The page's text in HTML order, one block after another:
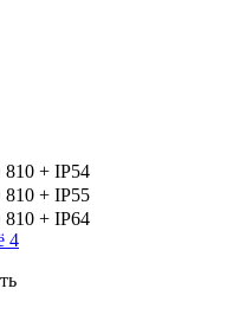
+ IP54
+ IP55
+ IP64
4